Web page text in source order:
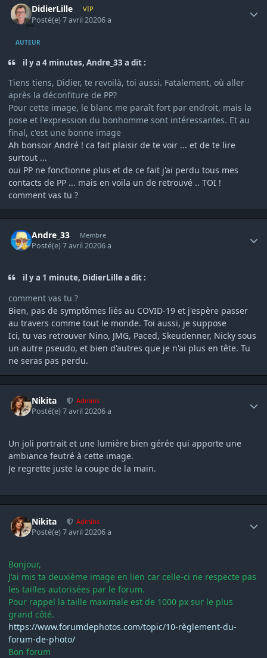
DidierLille VIP
Posté(e)7 avril 20206 a
AUTEUR
il y a 4 minutes, Andre_33 a dit :
Tiens tiens, Didier, te revoilà, toi aussi. Fatalement, où aller
après la déconfiture de PP?
Pour cette image, le blanc me paraît fort par endroit, mais la
pose et l'expression du bonhomme sont intéressantes. Et au
final, c'est une bonne image
Ah bonsoir André ! ca fait plaisir de te voir ... et de te lire
surtout ...
oui PP ne fonctionne plus et de ce fait j'ai perdu tous mes
contacts de PP ... mais en voila un de retrouvé .. TOI !
comment vas tu ?
Andre_33 Membre
Posté(e)7 avril 20206 a
il y a 1 minute, DidierLille a dit :
comment vas tu ?
Bien, pas de symptômes liés au COVID-19 et j'espère passer
au travers comme tout le monde. Toi aussi, je suppose
Ici, tu vas retrouver Nino, JMG, Paced, Skeudenner, Nicky sous
un autre pseudo, et bien d'autres que je n'ai plus en tête. Tu
ne seras pas perdu.
Nikita Admins
Posté(e)7 avril 20206 a
Un joli portrait et une lumière bien gérée qui apporte une
ambiance feutré à cette image.
Je regrette juste la coupe de la main.
Nikita Admins
Posté(e)7 avril 20206 a
Bonjour,
J'ai mis ta deuxième image en lien car celle-ci ne respecte pas
les tailles autorisées par le forum.
Pour rappel la taille maximale est de 1000 px sur le plus
grand côté.
https://www.forumdephotos.com/topic/10-règlement-du-
forum-de-photo/
Bon forum